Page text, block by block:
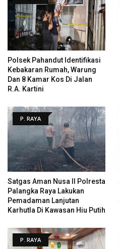
Polsek Pahandut Identifikasi
Kebakaran Rumah, Warung
Dan 8 Kamar Kos Di Jalan
R.A. Kartini
P. RAYA
Satgas Aman Nusa II Polresta
Palangka Raya Lakukan
Pemadaman Lanjutan
Karhutla Di Kawasan Hiu Putih
P. RAYA